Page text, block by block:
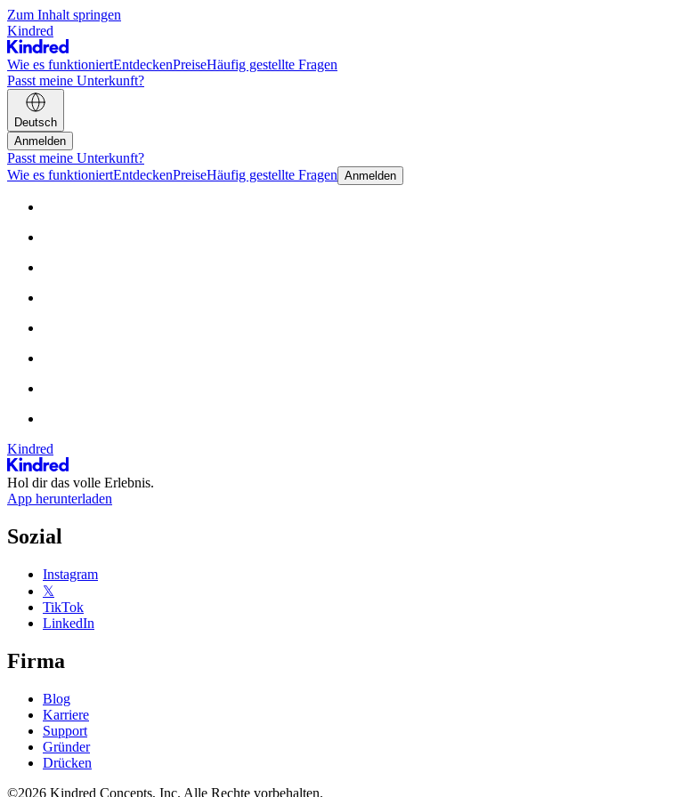
Zum Inhalt springen
Kindred
Wie es funktioniertEntdeckenPreiseHäufig gestellte Fragen
Passt meine Unterkunft?
Deutsch
Anmelden
Passt meine Unterkunft?
Wie es funktioniertEntdeckenPreiseHäufig gestellte Fragen Anmelden
Kindred
Hol dir das volle Erlebnis.
App herunterladen
Sozial
Instagram
𝕏
TikTok
LinkedIn
Firma
Blog
Karriere
Support
Gründer
Drücken
©2026 Kindred Concepts, Inc. Alle Rechte vorbehalten.